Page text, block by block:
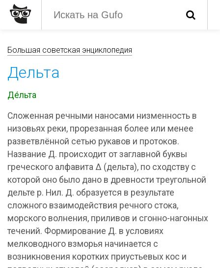
Большая советская энциклопедия
Дельта
Де́льта
Сложенная речными наносами низменность в
низовьях реки, прорезанная более или менее
разветвлённой сетью рукавов и протоков.
Название Д. происходит от заглавной буквы
греческого алфавита Δ (дельта), по сходству с
которой оно было дано в древности треугольной
дельте р. Нил. Д. образуется в результате
сложного взаимодействия речного стока,
морского волнения, приливов и сгонно-нагонных
течений. Формирование Д. в условиях
мелководного взморья начинается с
возникновения коротких приустьевых кос и